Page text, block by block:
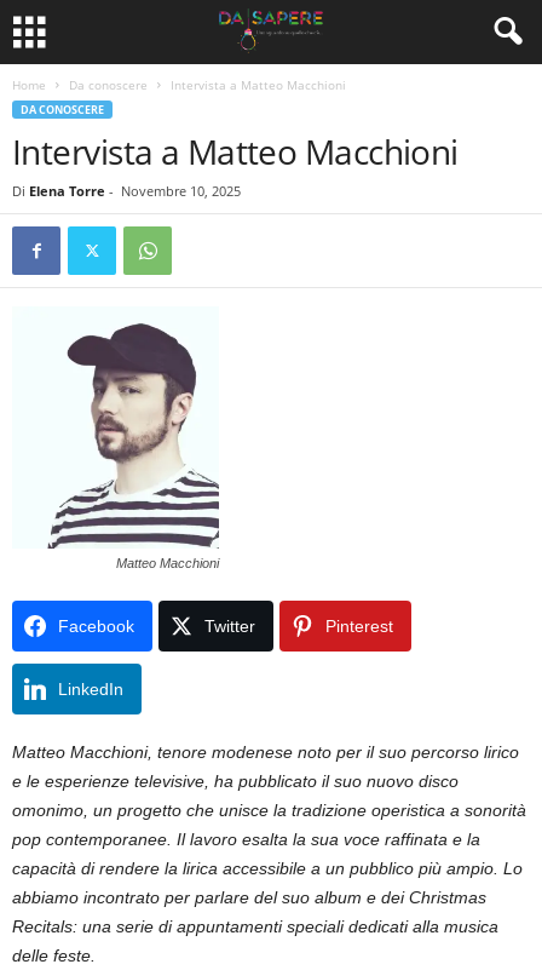
Home Da conoscere Intervista a Matteo Macchioni
DA CONOSCERE
Intervista a Matteo Macchioni
Di Elena Torre - Novembre 10, 2025
Matteo Macchioni
Facebook Twitter Pinterest
LinkedIn
Matteo Macchioni, tenore modenese noto per il suo percorso lirico
e le esperienze televisive, ha pubblicato il suo nuovo disco
omonimo, un progetto che unisce la tradizione operistica a sonorità
pop contemporanee. Il lavoro esalta la sua voce raffinata e la
capacità di rendere la lirica accessibile a un pubblico più ampio. Lo
abbiamo incontrato per parlare del suo album e dei Christmas
Recitals: una serie di appuntamenti speciali dedicati alla musica
delle feste.